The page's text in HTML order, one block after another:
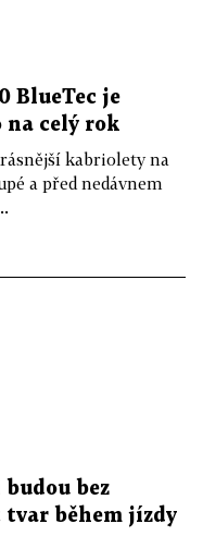
BlueTec je
na celý rok
kabriolety na
a před nedávnem
bez
tvar během jízdy